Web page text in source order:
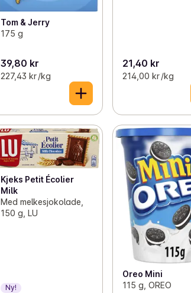
Tom & Jerry
175 g
39,80 kr
227,43 kr /kg
21,40 kr
214,00 kr /kg
Kjeks Petit Écolier
Milk
Med melkesjokolade,
150 g, LU
Ny!
Oreo Mini
115 g, OREO